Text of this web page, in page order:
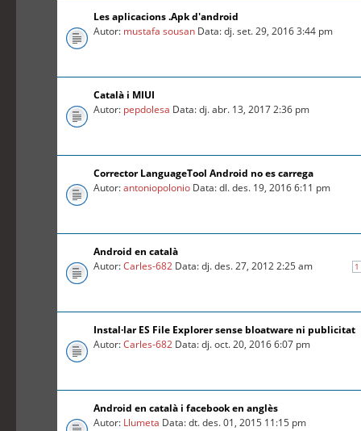
Les aplicacions .Apk d'android
Autor: mustafa sousan Data: dj. set. 29, 2016 3:44 pm
Català i MIUI
Autor: pepdolesa Data: dj. abr. 13, 2017 2:36 pm
Corrector LanguageTool Android no es carrega
Autor:antoniopolonio Data: dl. des. 19, 2016 6:11 pm
Android en català
1
Autor:Carles-682 Data: dj. des. 27, 2012 2:25 am
Instal·lar ES File Explorer sense bloatware ni publicitat
Autor:Carles-682 Data: dj. oct. 20, 2016 6:07 pm
Android en català i facebook en anglès
Autor: Llumeta Data: dt. des. 01, 2015 11:15 pm